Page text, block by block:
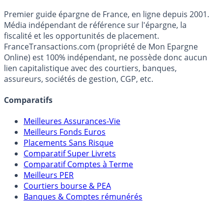
FranceTransactions.com
Premier guide épargne de France, en ligne depuis 2001.
Média indépendant de référence sur l'épargne, la
fiscalité et les opportunités de placement.
FranceTransactions.com (propriété de Mon Epargne
Online) est 100% indépendant, ne possède donc aucun
assureurs, sociétés de gestion, CGP, etc.
Comparatifs
Meilleures Assurances-Vie
Meilleurs Fonds Euros
Placements Sans Risque
Comparatif Super Livrets
Comparatif Comptes à Terme
Meilleurs PER